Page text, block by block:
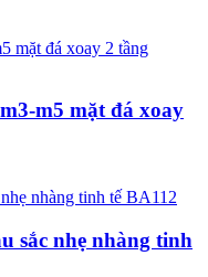
m5 mặt đá xoay
sắc nhẹ nhàng tinh